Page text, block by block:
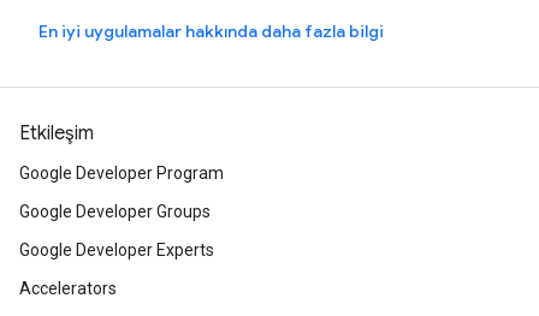
En iyi uygulamalar hakkında daha fazla bilgi
Etkileşim
Google Developer Program
Google Developer Groups
Google Developer Experts
Accelerators